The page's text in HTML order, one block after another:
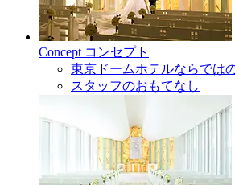
Concept コンセプト
東京ドームホテルならでは
スタッフのおもてなし